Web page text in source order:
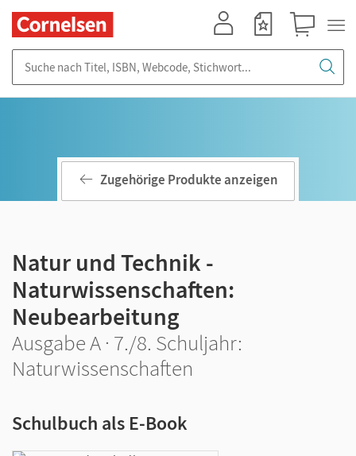
Zugehörige Produkte anzeigen
Natur und Technik -
Naturwissenschaften:
Neubearbeitung
Ausgabe A · 7./8. Schuljahr:
Naturwissenschaften
Schulbuch als E-Book